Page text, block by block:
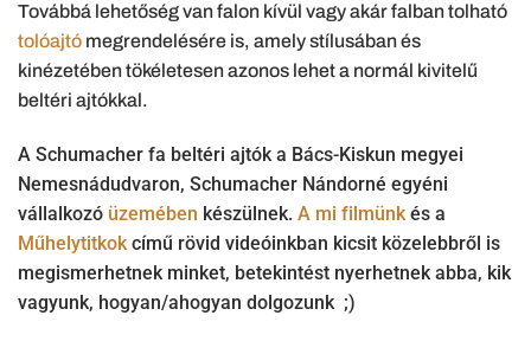
Továbbá lehetőség van falon kívül vagy akár falban tolható
tolóajtó megrendelésére is, amely stílusában és
kinézetében tökéletesen azonos lehet a normál kivitelű
beltéri ajtókkal.
A Schumacher fa beltéri ajtók a Bács-Kiskun megyei
Nemesnádudvaron, Schumacher Nándorné egyéni
vállalkozó üzemében készülnek. A mi filmünkés a
Műhelytitkokcímű rövid videóinkban kicsit közelebbről is
megismerhetnek minket, betekintést nyerhetnek abba, kik
vagyunk, hogyan/ahogyan dolgozunk ;)